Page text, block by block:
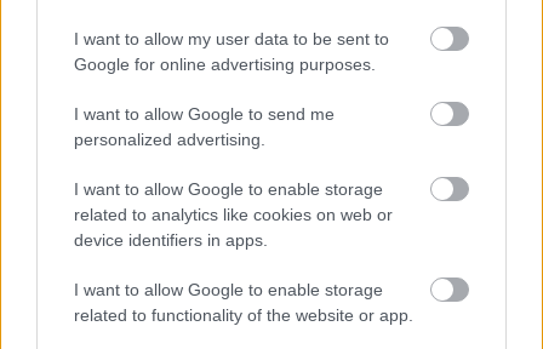
I want to allow my user data to be sent to
Google for online advertising purposes.
I want to allow Google to send me
personalized advertising.
I want to allow Google to enable storage
related to analytics like cookies on web or
device identifiers in apps.
I want to allow Google to enable storage
related to functionality of the website or app.
Támogatás
Támogasd adományoddal